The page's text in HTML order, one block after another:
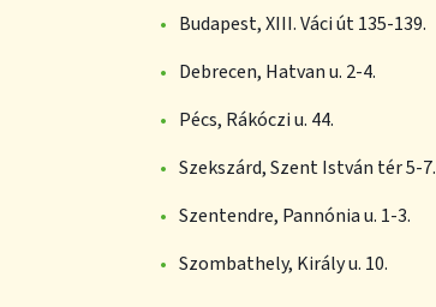
Budapest, XIII. Váci út 135-139.
Debrecen, Hatvan u. 2-4.
Pécs, Rákóczi u. 44.
Szekszárd, Szent István tér 5-7.
Szentendre, Pannónia u. 1-3.
Szombathely, Király u. 10.